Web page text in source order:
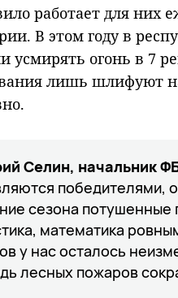
работает для них
В этом году в
усмирять огонь в 7
лишь шлифуют
Селин, начальник
победителями,
сезона
математика
у нас осталось
лесных пожаров